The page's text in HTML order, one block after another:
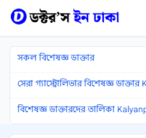
সকল বিশেষজ্ঞ ডাক্তার
সেরা গ্যাস্ট্রোলিভার বিশেষজ্ঞ
বিশেষজ্ঞ ডাক্তারদের তালিকা